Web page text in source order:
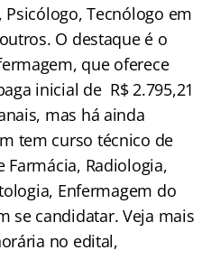
Tecnólogo em
O destaque é o
que oferece
inicial de R$ 2.795,21
mas há ainda
tem curso técnico de
Farmácia, Radiologia,
Enfermagem do
se candidatar. Veja mais
no edital,